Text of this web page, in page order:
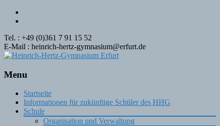
Tel. : +49 (0)361 7 91 15 52
E-Mail : heinrich-hertz-gymnasium@erfurt.de
Menu
Skip
content
Startseite
Informationen für zukünftige Schüler des HHG
Schule
Organisation und Verwaltung